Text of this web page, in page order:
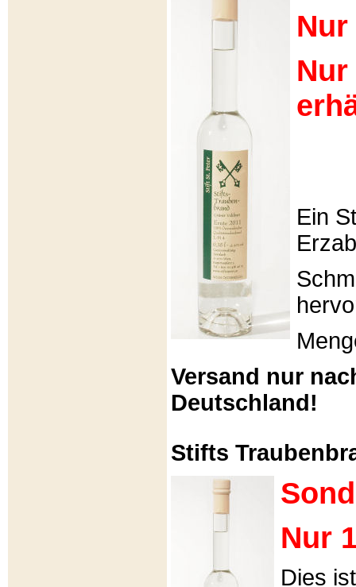
Nur
Ein
Versand nur
Deutschland!
Stifts
Nur
Dies